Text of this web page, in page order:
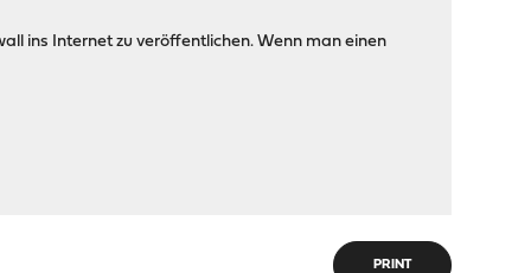
ins Internet zu veröffentlichen. Wenn man einen
PRINT